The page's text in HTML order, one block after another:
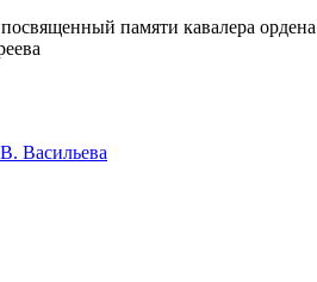
памяти кавалера ордена
Васильева